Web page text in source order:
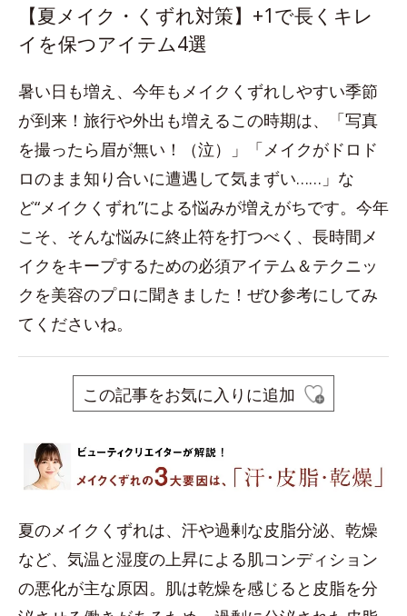
【夏メイク・くずれ対策】+1で長くキレ
イを保つアイテム4選
暑い日も増え、今年もメイクくずれしやすい季節
が到来！旅行や外出も増えるこの時期は、「写真
を撮ったら眉が無い！（泣）」「メイクがドロド
ロのまま知り合いに遭遇して気まずい……」な
ど“メイクくずれ”による悩みが増えがちです。今年
こそ、そんな悩みに終止符を打つべく、長時間メ
イクをキープするための必須アイテム＆テクニッ
クを美容のプロに聞きました！ぜひ参考にしてみ
てくださいね。
この記事をお気に入りに追加
夏のメイクくずれは、汗や過剰な皮脂分泌、乾燥
など、気温と湿度の上昇による肌コンディション
の悪化が主な原因。肌は乾燥を感じると皮脂を分